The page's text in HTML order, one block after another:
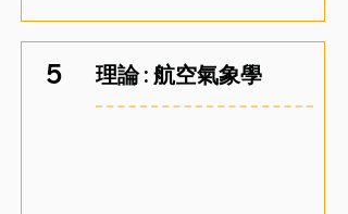
5 理論 : 航空氣象學